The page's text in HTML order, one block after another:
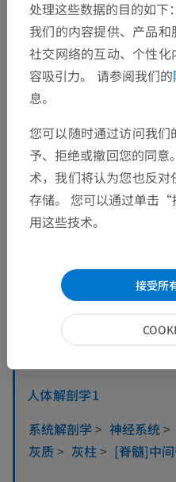
图片集
解剖层次
人体解剖学2
人体解剖学1
系统解剖学 > 神经系统>
灰质> 灰柱> [脊髓]中
处理这些数据的目的如
我们的内容提供、产品
社交网络的互动、个性
容吸引力。 请参阅我们的
息。
您可以随时通过访问我
予、拒绝或撤回您的同意
术，我们将认为您也反
存储。 您可以通过单击
用这些技术。
接受所